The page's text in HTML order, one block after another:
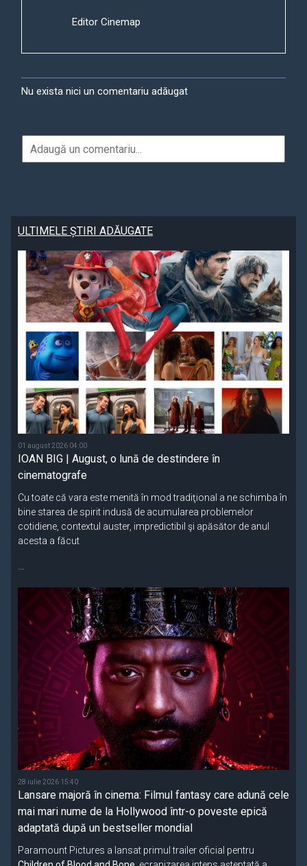
Editor Cinemap
Nu exista nici un comentariu adăugat
ULTIMELE ȘTIRI ADĂUGATE
01 august 2026 04:00
IOAN BIG | August, o lună de destindere în
cinematografe
Cu toate că vara este menită în mod tradiţional a ne schimba în
bine starea de spirit indusă de acumularea problemelor
cotidiene, contextul auster, impredictibil şi apăsător de anul
acesta a făcut
28 iulie 2026 15:40
Lansare majoră în cinema: Filmul fantasy care adună cele
mai mari nume de la Hollywood într-o poveste epică
adaptată după un bestseller mondial
Paramount Pictures a lansat primul trailer oficial pentru